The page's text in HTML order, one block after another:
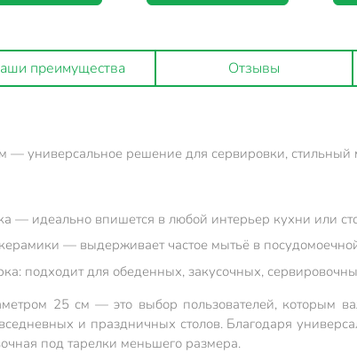
преимущества Отзывы
— универсальное решение для сервировки,
— идеально впишется в любой интерьер кухни или
— выдерживает частое мытьё в
подходит для обеденных, закусочных,
25 см — это выбор пользователей, которым
и праздничных столов. Благодаря
под тарелки меньшего размера.